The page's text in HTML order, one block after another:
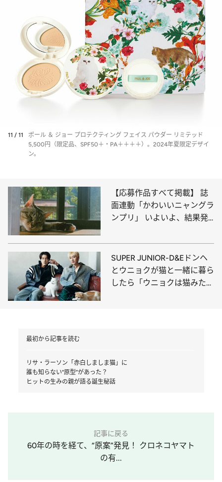
11 / 11
ポール ＆ ジョー プロテクティング フェイス パウダー リミテッド
5,500円（限定品、SPF50＋・PA＋＋＋＋）。2024年夏限定デザイ
ン。
【応募作品すべて掲載】 誌
面連動「かわいいニャングラ
ンプリ」 いよいよ、結果発
SUPER JUNIOR-D&Eドンヘ
とウニョクが猫と一緒に暮ら
したら「ウニョクは猫みた
最初から記事を読む
リサ・ラーソン「赤白しましま猫」に
誰も知らない“原型”があった？
ヒットの生みの親が語る誕生秘話
記事に戻る
60年の時を経て、“原案”発見！ クロネコヤマト
の有...